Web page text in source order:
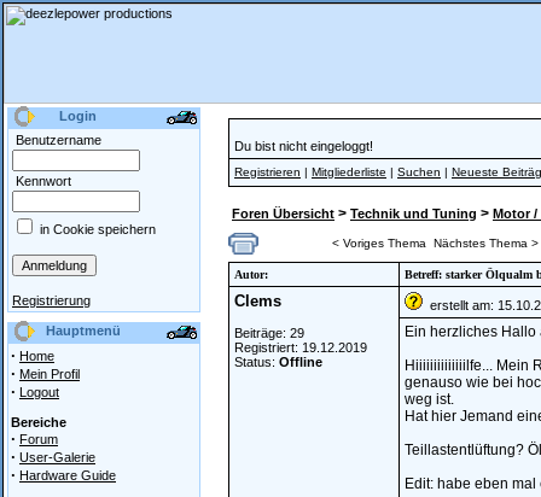
Login
Benutzername
Kennwort
in Cookie speichern
Registrierung
Hauptmenü
· Home
· Mein Profil
· Logout
Bereiche
· Forum
· User-Galerie
· Hardware Guide
Du bist nicht eingeloggt!
Registrieren | Mitgliederliste | Suchen | Neueste
Foren Übersicht > Technik und Tuning > Motor /
< Voriges Thema Nächstes Thema >
Autor: Betreff: starker Ölqualm
Clems
Beiträge: 29
Registriert: 19.12.2019
Status: Offline
erstellt am:
Ein herzliches Hallo
Hiiiiiiiiiiiiiilfe... Mein
genauso wie bei
weg ist.
Hat hier Jemand
Teillastentlüftung?
Edit: habe eben